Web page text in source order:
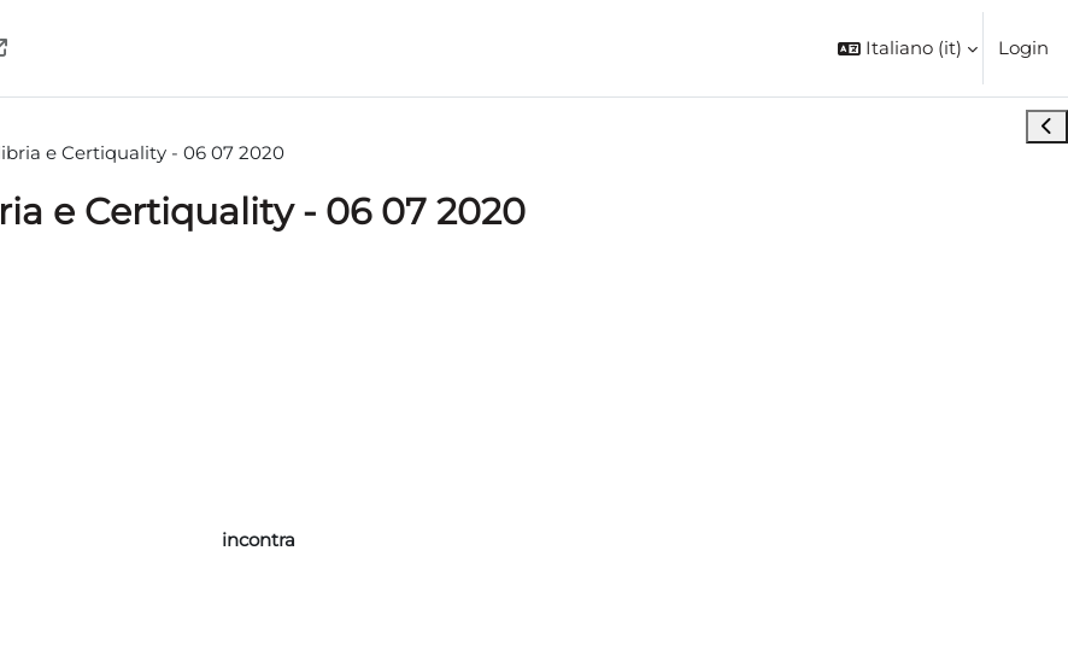
Italiano ‎(it)‎ Login
e Certiquality - 06 07 2020
e Certiquality - 06 07 2020
incontra